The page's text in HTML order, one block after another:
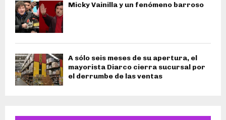
Micky Vainilla y un fenómeno barroso
A sólo seis meses de su apertura, el
mayorista Diarco cierra sucursal por
el derrumbe de las ventas